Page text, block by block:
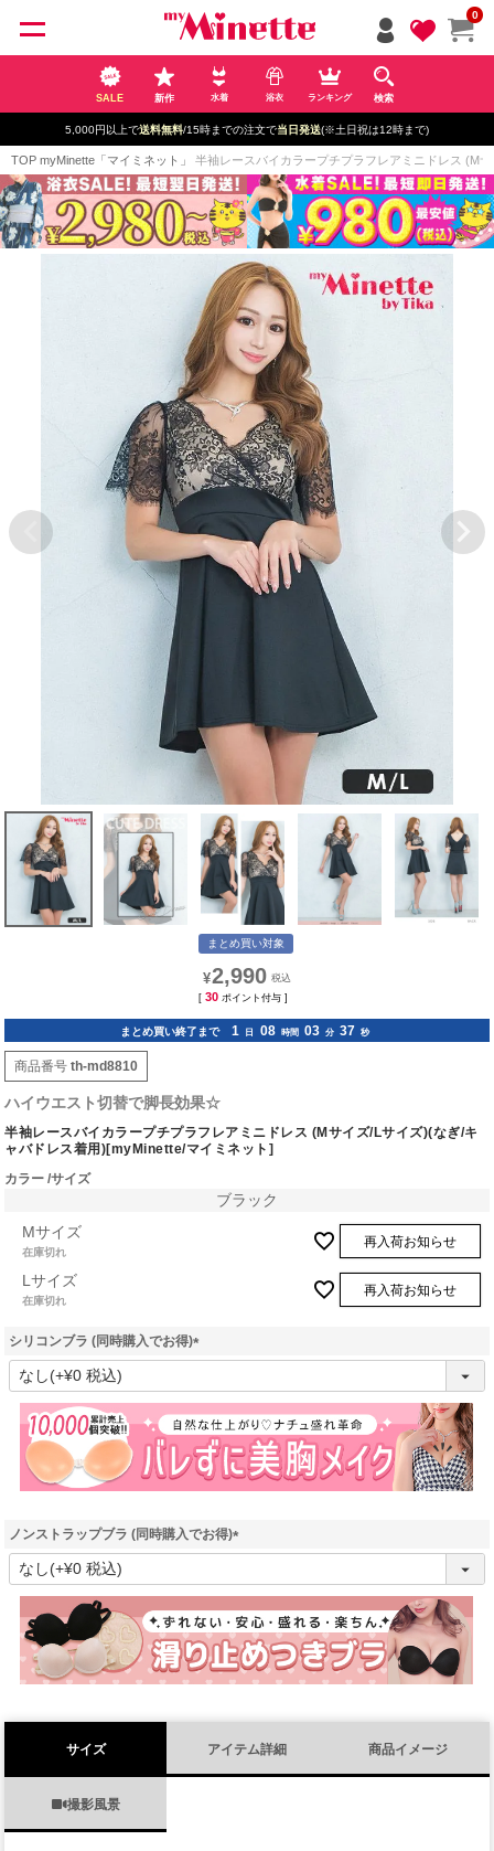
0
SALE 新作 水着 浴衣 ランキング 検索
5,000円以上で送料無料/15時までの注文で当日発送(※土日祝は12時まで)
TOP myMinette「マイミネット」 半袖レースバイカラープチプラフレアミニドレス (M
まとめ買い対象
¥2,990
[ 30 ポイント付与 ]
まとめ買い終了まで 1 日 08 時間 03 分 36 秒
商品番号 th-md8810
ハイウエスト切替で脚長効果☆
半袖レースバイカラープチプラフレアミニドレス (Mサイズ/Lサイズ)(なぎ/キ
ャバドレス着用)[myMinette/マイミネット]
カラー サイズ
ブラック
Mサイズ
在庫切れ
再入荷お知らせ
Lサイズ
在庫切れ
再入荷お知らせ
シリコンブラ (同時購入でお得)
(
須
)
ノンストラップブラ (同時購入でお得)
(
須
)
サイズ アイテム詳細 商品イメージ
撮影風景
ペー
ジト
ップ